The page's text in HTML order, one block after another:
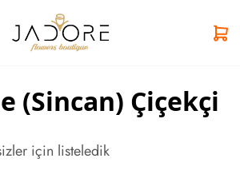
(Sincan) Çiçekçi
için listeledik